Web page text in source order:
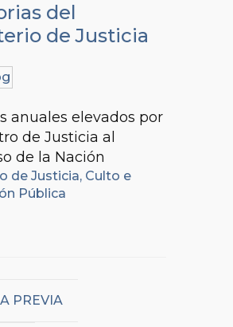
del
de Justicia
anuales elevados por
de Justicia al
de la Nación
de Justicia, Culto e
Pública
PREVIA